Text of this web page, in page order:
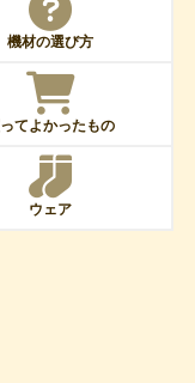
機材の選び方
てよかったもの
ウェア